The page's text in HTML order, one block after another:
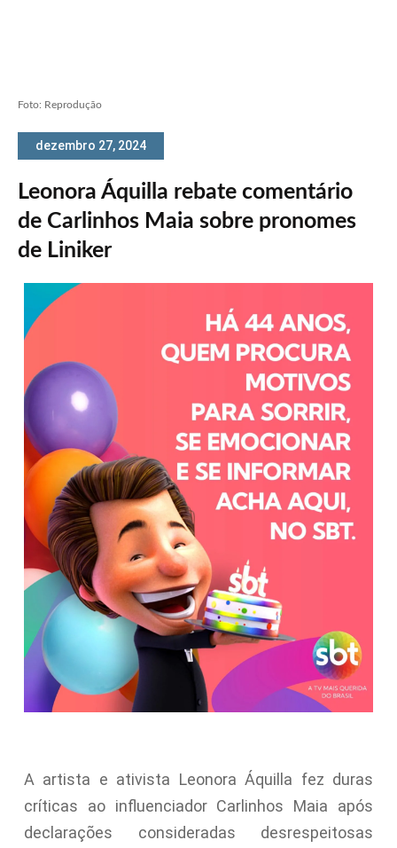
Foto: Reprodução
dezembro 27, 2024
Leonora Áquilla rebate comentário
de Carlinhos Maia sobre pronomes
de Liniker
A artista e ativista Leonora Áquilla fez duras
críticas ao influenciador Carlinhos Maia após
declarações consideradas desrespeitosas